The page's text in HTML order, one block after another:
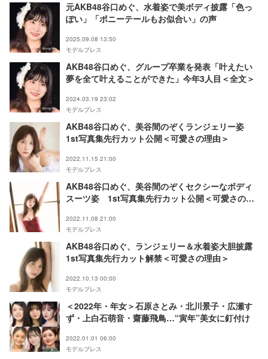
元AKB48谷口めぐ、水着姿で美ボディ披露「色っ
ぽい」「ポニーテールもお似合い」の声
2025.09.08 13:50
モデルプレス
AKB48谷口めぐ、グループ卒業を発表「叶えたい
夢を全て叶えることができた」今年3人目＜全文＞
2024.03.19 23:02
モデルプレス
AKB48谷口めぐ、美谷間のぞくランジェリー姿
1st写真集先行カット公開＜可愛さの理由＞
2022.11.15 21:00
モデルプレス
AKB48谷口めぐ、美谷間のぞくセクシーなボディ
スーツ姿 1st写真集先行カット公開＜可愛さの理
2022.11.08 21:00
モデルプレス
AKB48谷口めぐ、ランジェリー＆水着姿大胆披露
1st写真集先行カット解禁＜可愛さの理由＞
2022.10.13 00:00
モデルプレス
＜2022年・年女＞石原さとみ・北川景子・広瀬す
ず・上白石萌音・齋藤飛鳥…“寅年”美女に釘付け
2022.01.01 06:00
モデルプレス